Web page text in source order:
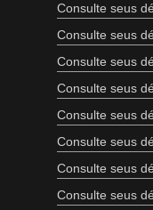
Consulte seus
Consulte seus
Consulte seus
Consulte seus
Consulte seus
Consulte seus
Consulte seus
Consulte seus